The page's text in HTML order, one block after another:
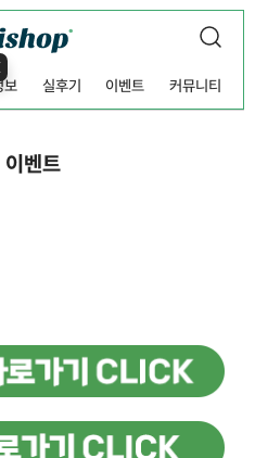
보 실후기 이벤트 커뮤니티
벤트